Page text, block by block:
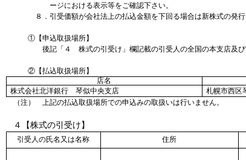
ージにおける表示等をご確認下さい。
８．引受価額が会社法上の払込金額を下回る場合は新株式の発行
①【申込取扱場所】
後記「４ 株式の引受け」欄記載の引受人の全国の本支店及び
②【払込取扱場所】
店名
株式会社北洋銀行 琴似中央支店
札幌市西区
（注） 上記の払込取扱場所での申込みの取扱いは行いません。
４【株式の引受け】
引受人の氏名又は名称 住所